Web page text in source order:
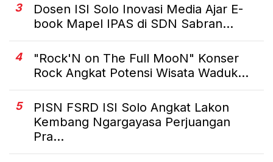
3
Dosen ISI Solo Inovasi Media Ajar E-
book Mapel IPAS di SDN Sabran...
4
"Rock'N on The Full MooN" Konser
Rock Angkat Potensi Wisata Waduk...
5
PISN FSRD ISI Solo Angkat Lakon
Kembang Ngargayasa Perjuangan
Pra...